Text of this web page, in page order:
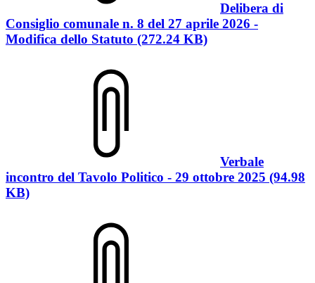
Delibera di
Consiglio comunale n. 8 del 27 aprile 2026 -
Modifica dello Statuto (272.24 KB)
Verbale
incontro del Tavolo Politico - 29 ottobre 2025 (94.98
KB)